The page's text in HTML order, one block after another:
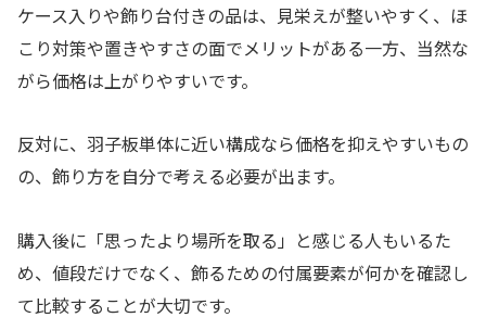
ケース入りや飾り台付きの品は、見栄えが整いやすく、ほ
こり対策や置きやすさの面でメリットがある一方、当然な
がら価格は上がりやすいです。
反対に、羽子板単体に近い構成なら価格を抑えやすいもの
の、飾り方を自分で考える必要が出ます。
購入後に「思ったより場所を取る」と感じる人もいるた
め、値段だけでなく、飾るための付属要素が何かを確認し
て比較することが大切です。